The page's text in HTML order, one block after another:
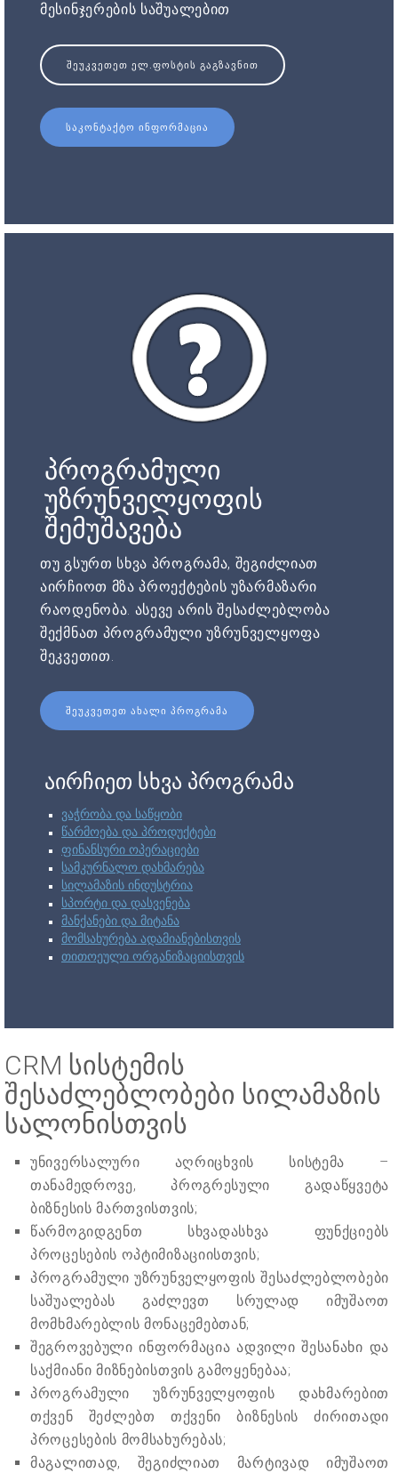
მესინჯერების საშუალებით
ᲨᲔᲣᲙᲕᲔᲗᲔᲗ ᲔᲚ.ᲤᲝᲡᲢᲘᲡ ᲒᲐᲒᲖᲐᲕᲜᲘᲗ
ᲡᲐᲙᲝᲜᲢᲐᲥᲢᲝ ᲘᲜᲤᲝᲠᲛᲐᲪᲘᲐ
პროგრამული
უზრუნველყოფის
შემუშავება
თუ გსურთ სხვა პროგრამა, შეგიძლიათ
აირჩიოთ მზა პროექტების უზარმაზარი
რაოდენობა. ასევე არის შესაძლებლობა
შექმნათ პროგრამული უზრუნველყოფა
შეკვეთით.
ᲨᲔᲣᲙᲕᲔᲗᲔᲗ ᲐᲮᲐᲚᲘ ᲞᲠᲝᲒᲠᲐᲛᲐ
აირჩიეთ სხვა პროგრამა
ვაჭრობა და საწყობი
წარმოება და პროდუქტები
ფინანსური ოპერაციები
სამკურნალო დახმარება
სილამაზის ინდუსტრია
სპორტი და დასვენება
მანქანები და მიტანა
მომსახურება ადამიანებისთვის
თითოეული ორგანიზაციისთვის
CRM სისტემის
შესაძლებლობები სილამაზის
სალონისთვის
უნივერსალური აღრიცხვის სისტემა –
თანამედროვე, პროგრესული გადაწყვეტა
ბიზნესის მართვისთვის;
წარმოგიდგენთ სხვადასხვა ფუნქციებს
პროცესების ოპტიმიზაციისთვის;
პროგრამული უზრუნველყოფის შესაძლებლობები
საშუალებას გაძლევთ სრულად იმუშაოთ
მომხმარებლის მონაცემებთან;
შეგროვებული ინფორმაცია ადვილი შესანახი და
საქმიანი მიზნებისთვის გამოყენებაა;
პროგრამული უზრუნველყოფის დახმარებით
თქვენ შეძლებთ თქვენი ბიზნესის ძირითადი
პროცესების მომსახურებას;
მაგალითად, შეგიძლიათ მარტივად იმუშაოთ